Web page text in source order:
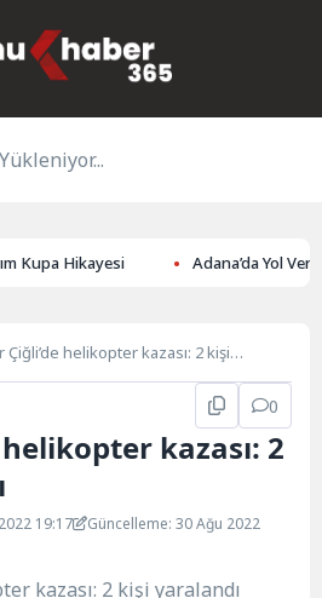
Yükleniyor...
Kupa Hikayesi Adana’da Yol
Çiğli’de helikopter kazası: 2 kişi
0
kazası: 2
19:17
Güncelleme: 30 Ağu 2022